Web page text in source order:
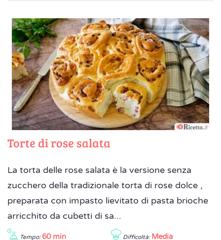
Torte di rose salata
La torta delle rose salata è la versione senza
zucchero della tradizionale torta di rose dolce ,
preparata con impasto lievitato di pasta brioche
arricchito da cubetti di sa...
Tempo: 60 min Difficoltà: Media